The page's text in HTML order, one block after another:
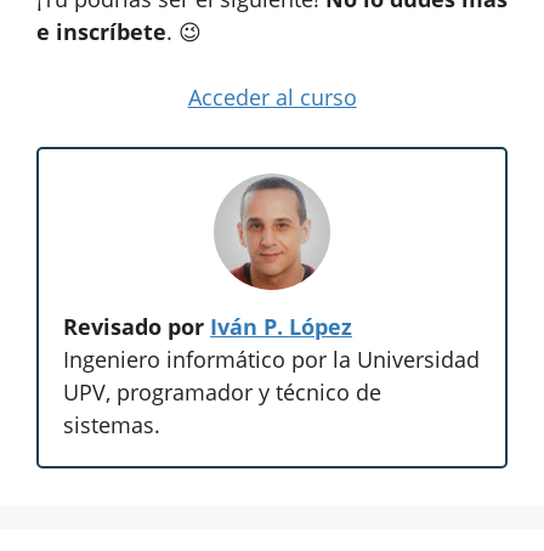
e inscríbete. 😉
Acceder al curso
Revisado por Iván P. López
Ingeniero informático por la Universidad
UPV, programador y técnico de
sistemas.